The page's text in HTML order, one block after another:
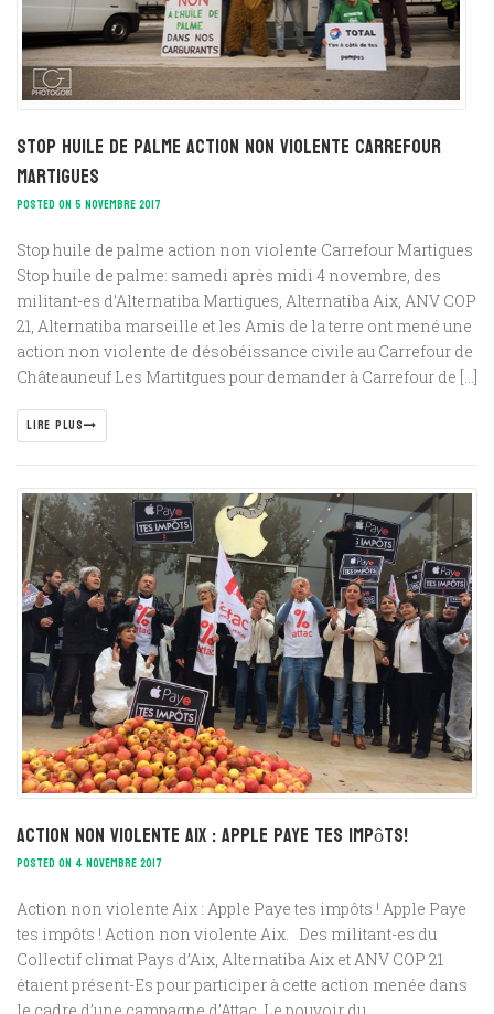
Stop huile de palme action non violente Carrefour
Martigues
POSTED ON 5 NOVEMBRE 2017
Stop huile de palme action non violente Carrefour Martigues
Stop huile de palme: samedi après midi 4 novembre, des
militant-es d’Alternatiba Martigues, Alternatiba Aix, ANV COP
21, Alternatiba marseille et les Amis de la terre ont mené une
action non violente de désobéissance civile au Carrefour de
Châteauneuf Les Martitgues pour demander à Carrefour de […]
LIRE PLUS
Action non violente Aix : Apple Paye tes impôts!
POSTED ON 4 NOVEMBRE 2017
Action non violente Aix : Apple Paye tes impôts ! Apple Paye
tes impôts ! Action non violente Aix. Des militant-es du
Collectif climat Pays d’Aix, Alternatiba Aix et ANV COP 21
étaient présent-Es pour participer à cette action menée dans